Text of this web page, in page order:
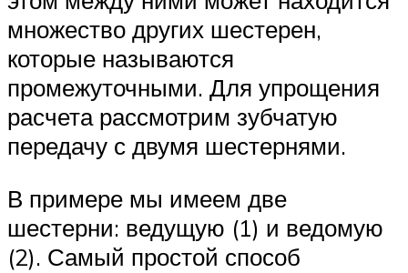
множество других шестерен,
которые называются
промежуточными. Для упрощения
расчета рассмотрим зубчатую
передачу с двумя шестернями.
В примере мы имеем две
шестерни: ведущую (1) и ведомую
(2). Самый простой способ